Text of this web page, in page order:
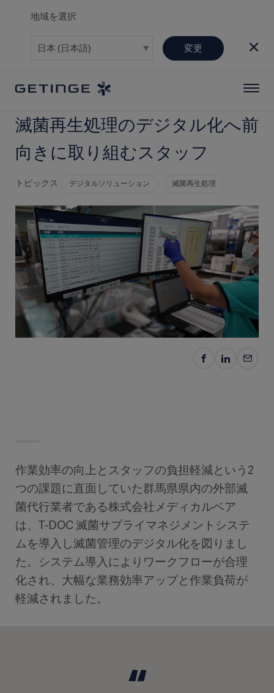
地域を選択
変更
滅菌再生処理のデジタル化へ前
向きに取り組むスタッフ
トピックス デジタルソリューション 滅菌再生処理
作業効率の向上とスタッフの負担軽減という2
つの課題に直面していた群馬県県内の外部滅
菌代行業者である株式会社メディカルベア
は、T-DOC 滅菌サプライマネジメントシステ
ムを導入し滅菌管理のデジタル化を図りまし
た。システム導入によりワークフローが合理
化され、大幅な業務効率アップと作業負荷が
軽減されました。